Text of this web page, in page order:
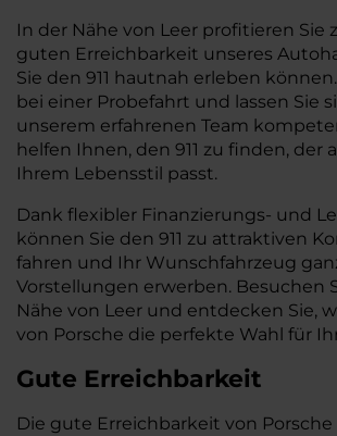
In der Nähe von Leer profitieren Sie
guten Erreichbarkeit unseres
Sie den 911 hautnah erleben
bei einer Probefahrt und lassen Sie
unserem erfahrenen Team
helfen Ihnen, den 911 zu finden, der
Ihrem Lebensstil passt.
Dank flexibler Finanzierungs- und
können Sie den 911 zu attraktiven
fahren und Ihr Wunschfahrzeug
Vorstellungen erwerben. Besuchen
Nähe von Leer und entdecken Sie,
von Porsche die perfekte Wahl für
Gute Erreichbarkeit
Die gute Erreichbarkeit von Porsche